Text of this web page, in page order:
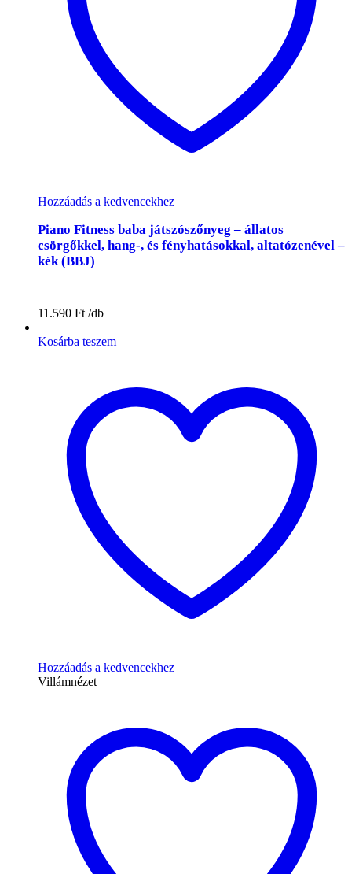
Hozzáadás a kedvencekhez
Piano Fitness baba játszószőnyeg – állatos
csörgőkkel, hang-, és fényhatásokkal, altatózenével –
kék (BBJ)
11.590 Ft
Kosárba teszem
Hozzáadás a kedvencekhez
Villámnézet